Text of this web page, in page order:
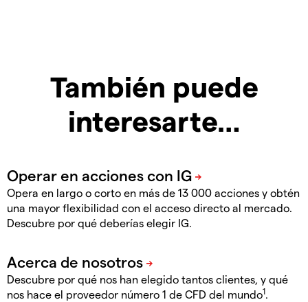
También puede
interesarte…
Opera en largo o corto en más de 13 000 acciones y obtén
una mayor flexibilidad con el acceso directo al mercado.
Descubre por qué deberías elegir IG.
Descubre por qué nos han elegido tantos clientes, y qué
nos hace el proveedor número 1 de CFD del mundo1.